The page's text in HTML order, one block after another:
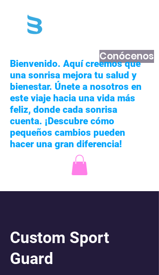
Conócenos
Bienvenido. Aquí creemos que
una sonrisa mejora tu salud y
bienestar. Únete a nosotros en
este viaje hacia una vida más
feliz, donde cada sonrisa
cuenta. ¡Descubre cómo
pequeños cambios pueden
hacer una gran diferencia!
Custom Sport
Guard